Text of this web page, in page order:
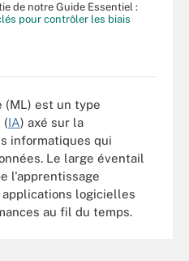
de notre Guide Essentiel :
pour contrôler les biais
(ML) est un type
(IA) axé sur la
informatiques qui
Le large éventail
l'apprentissage
logicielles
au fil du temps.